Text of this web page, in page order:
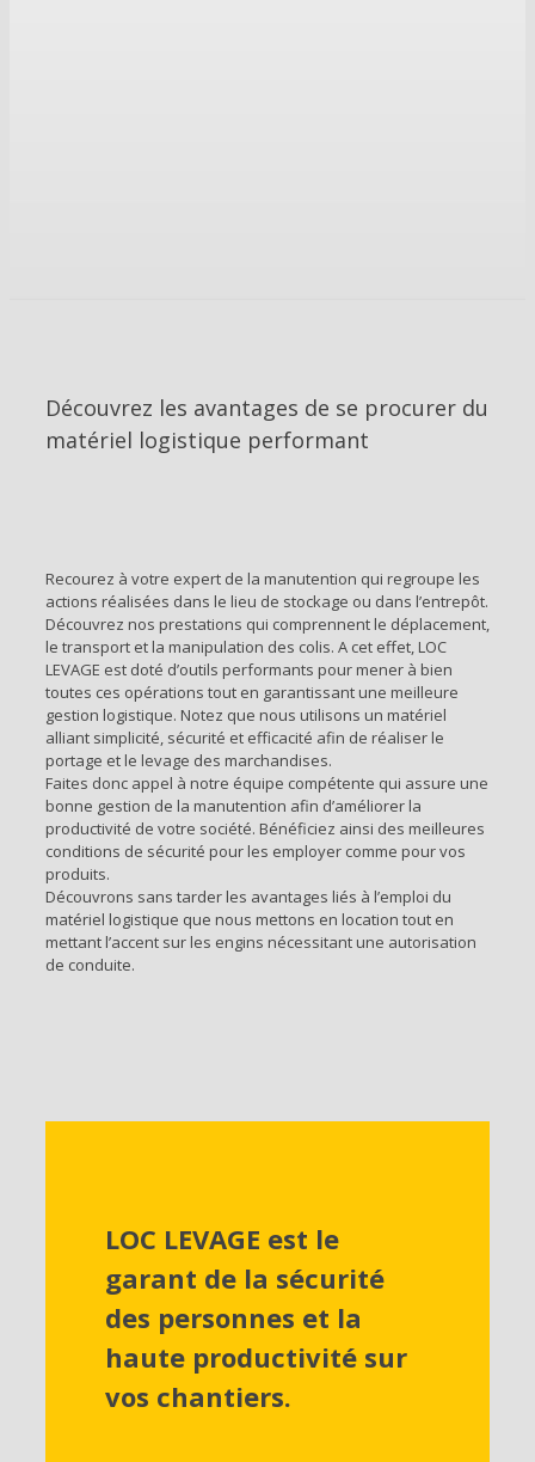
Découvrez les avantages de se procurer du
matériel logistique performant
Recourez à votre expert de la manutention qui regroupe les
actions réalisées dans le lieu de stockage ou dans l’entrepôt.
Découvrez nos prestations qui comprennent le déplacement,
le transport et la manipulation des colis. A cet effet, LOC
LEVAGE est doté d’outils performants pour mener à bien
toutes ces opérations tout en garantissant une meilleure
gestion logistique. Notez que nous utilisons un matériel
alliant simplicité, sécurité et efficacité afin de réaliser le
portage et le levage des marchandises.
Faites donc appel à notre équipe compétente qui assure une
bonne gestion de la manutention afin d’améliorer la
productivité de votre société. Bénéficiez ainsi des meilleures
conditions de sécurité pour les employer comme pour vos
produits.
Découvrons sans tarder les avantages liés à l’emploi du
matériel logistique que nous mettons en location tout en
mettant l’accent sur les engins nécessitant une autorisation
de conduite.
LOC LEVAGE est le
garant de la sécurité
des personnes et la
haute productivité sur
vos chantiers.